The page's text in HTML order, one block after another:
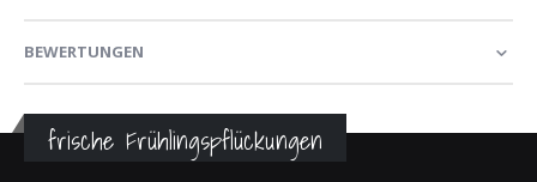
BEWERTUNGEN
frische Frühlingspflückungen